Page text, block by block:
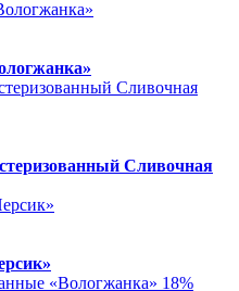
Сливочная